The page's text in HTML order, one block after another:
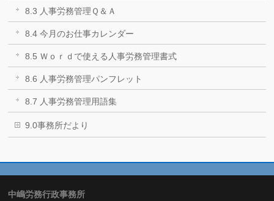
8.3 人事労務管理Ｑ＆Ａ
8.4 今月のお仕事カレンダー
8.5 Ｗｏｒｄで使える人事労務管理書式
8.6 人事労務管理パンフレット
8.7 人事労務管理用語集
9.0事務所だより
中嶋労務行政事務所